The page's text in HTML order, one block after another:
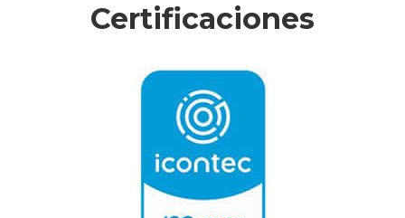
Certificaciones